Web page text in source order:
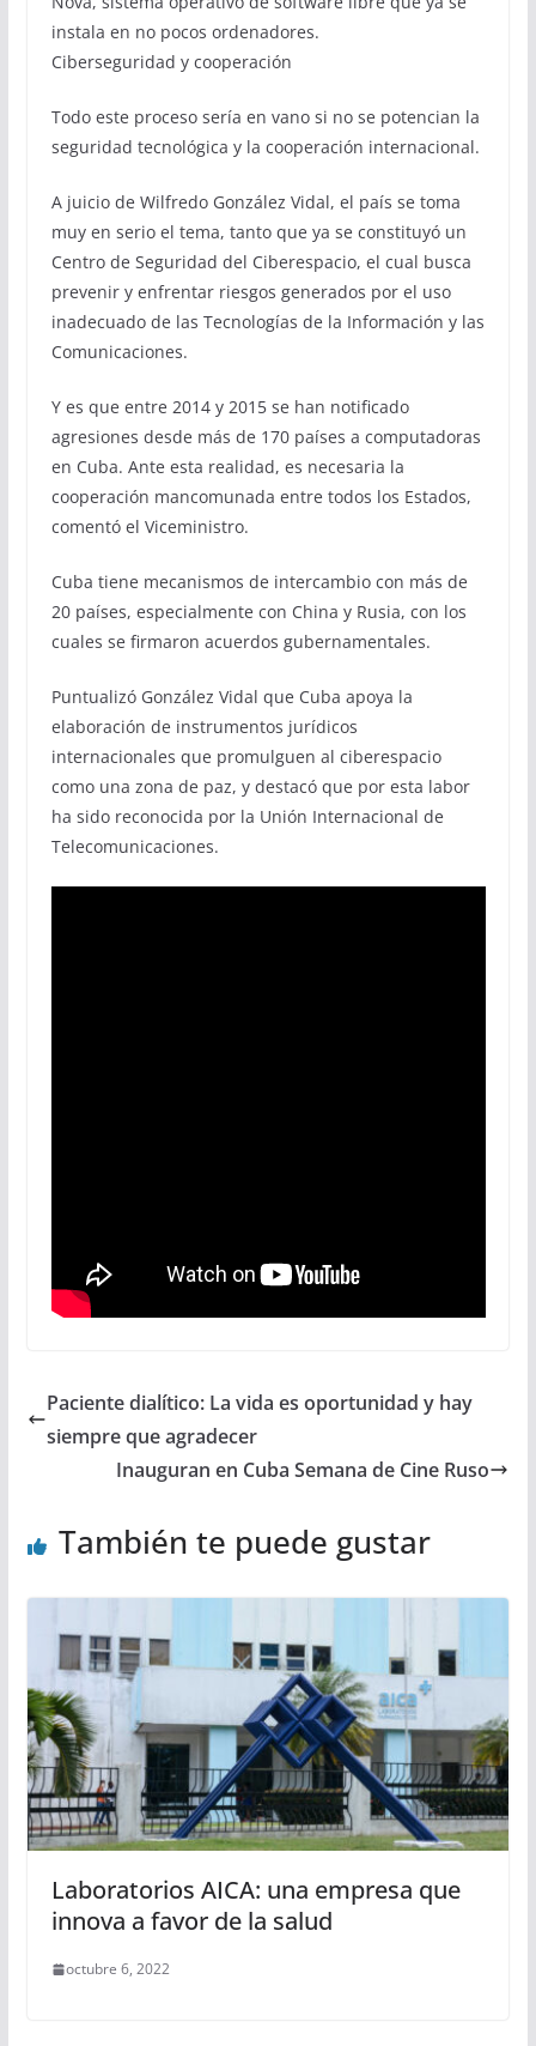
instala en no pocos ordenadores.
Ciberseguridad y cooperación
Todo este proceso sería en vano si no se potencian la
seguridad tecnológica y la cooperación internacional.
A juicio de Wilfredo González Vidal, el país se toma
muy en serio el tema, tanto que ya se constituyó un
Centro de Seguridad del Ciberespacio, el cual busca
prevenir y enfrentar riesgos generados por el uso
inadecuado de las Tecnologías de la Información y las
Comunicaciones.
Y es que entre 2014 y 2015 se han notificado
agresiones desde más de 170 países a computadoras
en Cuba. Ante esta realidad, es necesaria la
cooperación mancomunada entre todos los Estados,
comentó el Viceministro.
Cuba tiene mecanismos de intercambio con más de
20 países, especialmente con China y Rusia, con los
cuales se firmaron acuerdos gubernamentales.
Puntualizó González Vidal que Cuba apoya la
elaboración de instrumentos jurídicos
internacionales que promulguen al ciberespacio
como una zona de paz, y destacó que por esta labor
ha sido reconocida por la Unión Internacional de
Telecomunicaciones.
Paciente dialítico: La vida es oportunidad y hay
siempre que agradecer
Inauguran en Cuba Semana de Cine Ruso
También te puede gustar
Laboratorios AICA: una empresa que
innova a favor de la salud
octubre 6, 2022